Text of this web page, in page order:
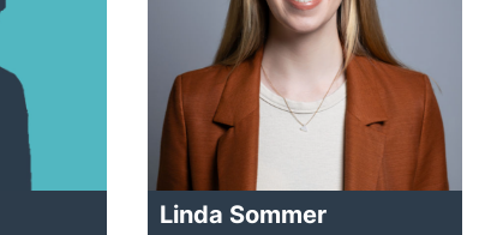
Linda Sommer